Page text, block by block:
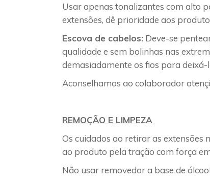
Usar apenas tonalizantes com alto
extensões, dê prioridade aos
Escova de cabelos: Deve-se
qualidade e sem bolinhas nas
demasiadamente os fios para
Aconselhamos ao colaborador
REMOÇÃO E LIMPEZA
Os cuidados ao retirar as extensões
ao produto pela tração com força
Não usar removedor a base de